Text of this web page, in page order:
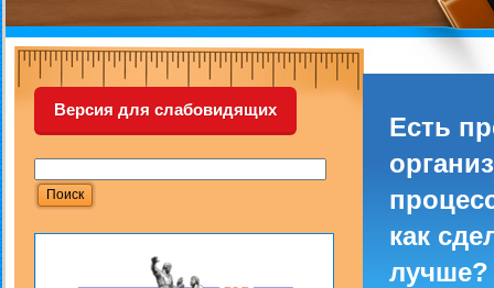
Версия для слабовидящих
Есть
как
лучше?